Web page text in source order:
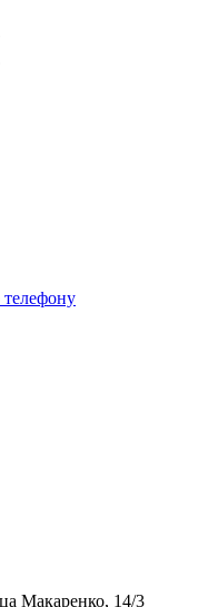
телефону
Макаренко, 14/3